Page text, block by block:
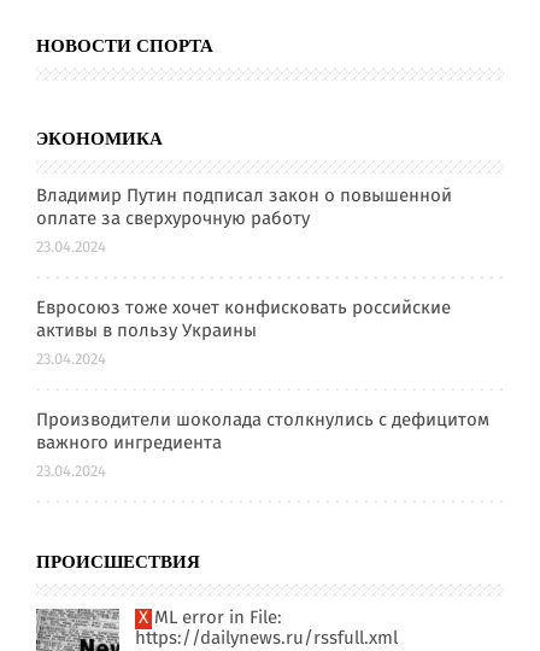
НОВОСТИ СПОРТА
ЭКОНОМИКА
Владимир Путин подписал закон о повышенной
оплате за сверхурочную работу
23.04.2024
Евросоюз тоже хочет конфисковать российские
активы в пользу Украины
23.04.2024
Производители шоколада столкнулись с дефицитом
важного ингредиента
23.04.2024
ПРОИСШЕСТВИЯ
XML error in File:
https://dailynews.ru/rssfull.xml